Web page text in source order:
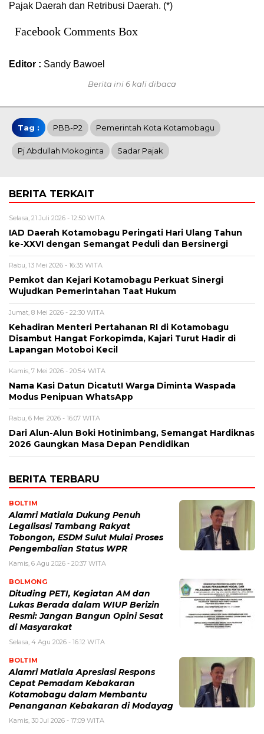
Pajak Daerah dan Retribusi Daerah. (*)
Facebook Comments Box
Editor : Sandy Bawoel
Berita ini 6 kali dibaca
Tag : PBB-P2 Pemerintah Kota Kotamobagu
Pj Abdullah Mokoginta Sadar Pajak
BERITA TERKAIT
Selasa, 21 Juli 2026 - 12:50 WITA
IAD Daerah Kotamobagu Peringati Hari Ulang Tahun
ke-XXVI dengan Semangat Peduli dan Bersinergi
Rabu, 13 Mei 2026 - 16:35 WITA
Pemkot dan Kejari Kotamobagu Perkuat Sinergi
Wujudkan Pemerintahan Taat Hukum
Jumat, 8 Mei 2026 - 22:30 WITA
Kehadiran Menteri Pertahanan RI di Kotamobagu
Disambut Hangat Forkopimda, Kajari Turut Hadir di
Lapangan Motoboi Kecil
Kamis, 7 Mei 2026 - 20:54 WITA
Nama Kasi Datun Dicatut! Warga Diminta Waspada
Modus Penipuan WhatsApp
Rabu, 6 Mei 2026 - 16:07 WITA
Dari Alun-Alun Boki Hotinimbang, Semangat Hardiknas
2026 Gaungkan Masa Depan Pendidikan
BERITA TERBARU
BOLTIM
Alamri Matiala Dukung Penuh
Legalisasi Tambang Rakyat
Tobongon, ESDM Sulut Mulai Proses
Pengembalian Status WPR
Kamis, 6 Agu 2026 - 20:37 WITA
BOLMONG
Dituding PETI, Kegiatan AM dan
Lukas Berada dalam WIUP Berizin
Resmi: Jangan Bangun Opini Sesat
di Masyarakat
Selasa, 4 Agu 2026 - 16:12 WITA
BOLTIM
Alamri Matiala Apresiasi Respons
Cepat Pemadam Kebakaran
Kotamobagu dalam Membantu
Penanganan Kebakaran di Modayag
Kamis, 30 Jul 2026 - 17:09 WITA